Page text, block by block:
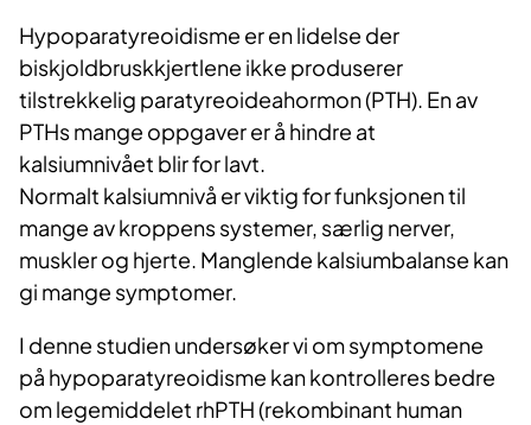
Hypoparatyreoidisme er en lidelse der
biskjoldbruskkjertlene ikke produserer
tilstrekkelig paratyreoideahormon (PTH). En av
PTHs mange oppgaver er å hindre at
kalsiumnivået blir for lavt.
Normalt kalsiumnivå er viktig for funksjonen til
mange av kroppens systemer, særlig nerver,
muskler og hjerte. Manglende kalsiumbalanse kan
gi mange symptomer.
I denne studien undersøker vi om symptomene
på hypoparatyreoidisme kan kontrolleres bedre
om legemiddelet rhPTH (rekombinant human